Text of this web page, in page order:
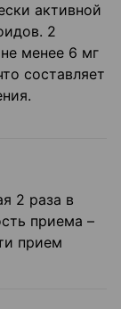
активной
2
менее 6 мг
составляет
2 раза в
приема –
прием